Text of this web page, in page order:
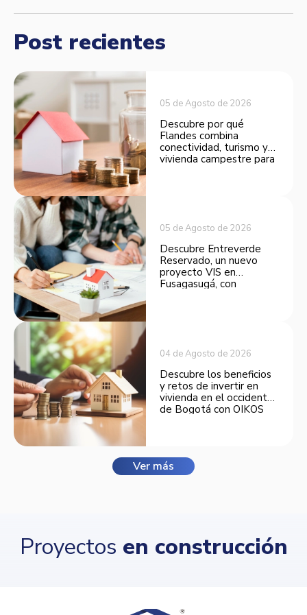
Post recientes
05 de Agosto de 2026
Descubre por qué
Flandes combina
conectividad, turismo y
vivienda campestre para
05 de Agosto de 2026
Descubre Entreverde
Reservado, un nuevo
proyecto VIS en
Fusagasugá, con
04 de Agosto de 2026
Descubre los beneficios
y retos de invertir en
vivienda en el occidente
de Bogotá con OIKOS
Ver más
Proyectos en construcción